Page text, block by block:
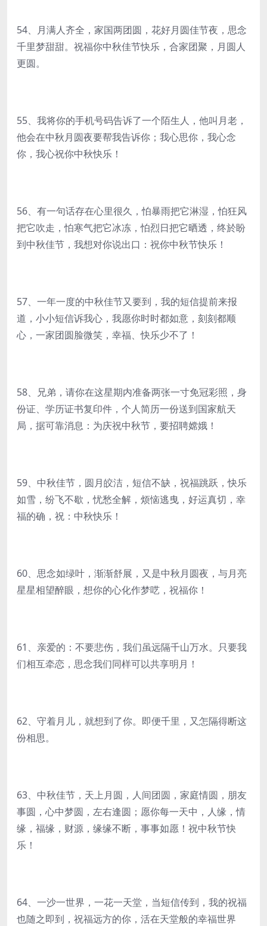
54、月满人齐全，家国两团圆，花好月圆佳节夜，思念
千里梦甜甜。祝福你中秋佳节快乐，合家团聚，月圆人
更圆。
55、我将你的手机号码告诉了一个陌生人，他叫月老，
他会在中秋月圆夜要帮我告诉你；我心思你，我心念
你，我心祝你中秋快乐！
56、有一句话存在心里很久，怕暴雨把它淋湿，怕狂风
把它吹走，怕寒气把它冰冻，怕烈日把它晒透，终於盼
到中秋佳节，我想对你说出口：祝你中秋节快乐！
57、一年一度的中秋佳节又要到，我的短信提前来报
道，小小短信诉我心，我愿你时时都如意，刻刻都顺
心，一家团圆脸微笑，幸福、快乐少不了！
58、兄弟，请你在这星期内准备两张一寸免冠彩照，身
份证、学历证书复印件，个人简历一份送到国家航天
局，据可靠消息：为庆祝中秋节，要招聘嫦娥！
59、中秋佳节，圆月皎洁，短信不缺，祝福跳跃，快乐
如雪，纷飞不歇，忧愁全解，烦恼逃曳，好运真切，幸
福的确，祝：中秋快乐！
60、思念如绿叶，渐渐舒展，又是中秋月圆夜，与月亮
星星相望醉眼，想你的心化作梦呓，祝福你！
61、亲爱的：不要悲伤，我们虽远隔千山万水。只要我
们相互牵恋，思念我们同样可以共享明月！
62、守着月儿，就想到了你。即便千里，又怎隔得断这
份相思。
63、中秋佳节，天上月圆，人间团圆，家庭情圆，朋友
事圆，心中梦圆，左右逢圆；愿你每一天中，人缘，情
缘，福缘，财源，缘缘不断，事事如愿！祝中秋节快
乐！
64、一沙一世界，一花一天堂，当短信传到，我的祝福
也随之即到，祝福远方的你，活在天堂般的幸福世界